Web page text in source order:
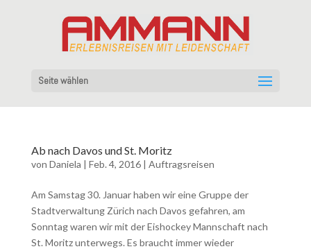
Seite wählen
Ab nach Davos und St. Moritz
von Daniela | Feb. 4, 2016| Auftragsreisen
Am Samstag 30. Januar haben wir eine Gruppe der
Stadtverwaltung Zürich nach Davos gefahren, am
Sonntag waren wir mit der Eishockey Mannschaft nach
St. Moritz unterwegs. Es braucht immer wieder